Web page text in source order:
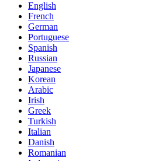
English
French
German
Portuguese
Spanish
Russian
Japanese
Korean
Arabic
Irish
Greek
Turkish
Italian
Danish
Romanian